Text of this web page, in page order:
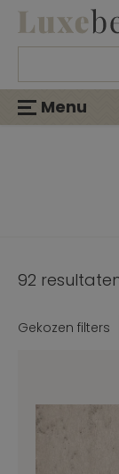
Menu
92
Gekozen filters